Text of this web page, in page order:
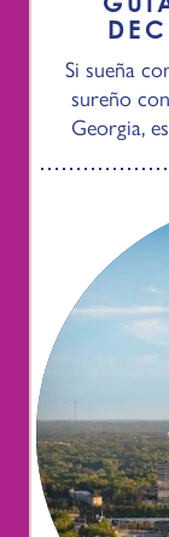
Si sueña
sureño
Georgia,